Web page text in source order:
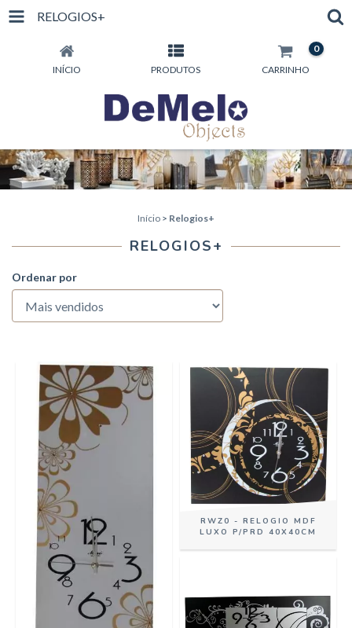
RELOGIOS+
INÍCIO PRODUTOS CARRINHO
0
Início > Relogios+
RELOGIOS+
Ordenar por
RWZ0 - RELOGIO MDF
LUXO P/PRD 40X40CM